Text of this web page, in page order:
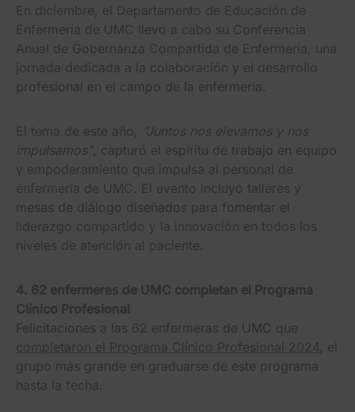
En diciembre, el Departamento de Educación de
Enfermería de UMC llevó a cabo su Conferencia
Anual de Gobernanza Compartida de Enfermería, una
jornada dedicada a la colaboración y el desarrollo
profesional en el campo de la enfermería.
El tema de este año,
“Juntos nos elevamos y nos
impulsamos”, capturó el espíritu de trabajo en equipo
y empoderamiento que impulsa al personal de
enfermería de UMC. El evento incluyó talleres y
mesas de diálogo diseñados para fomentar el
liderazgo compartido y la innovación en todos los
niveles de atención al paciente.
4. 62 enfermeras de UMC completan el Programa
Clínico Profesional
Felicitaciones a las 62 enfermeras de UMC que
completaron el Programa Clínico Profesional 2024 , el
grupo más grande en graduarse de este programa
hasta la fecha.